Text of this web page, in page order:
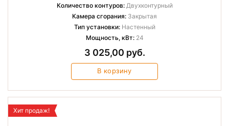
Количество контуров:Двухконтурный
Камера сгорания: Закрытая
Тип установки:Настенный
Мощность, кВт:24
3 025,00 руб.
В корзину
Хит продаж!